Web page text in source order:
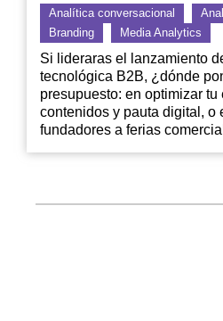
Analítica conversacional
Branding
Media Analytics
Si lideraras el lanzamiento
tecnológica B2B, ¿dónde
presupuesto: en optimizar tu
contenidos y pauta digital, o
fundadores a ferias